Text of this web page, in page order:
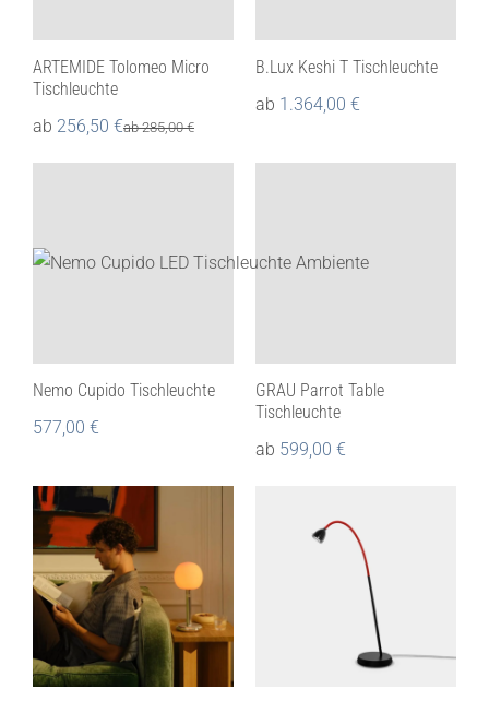
ARTEMIDE Tolomeo Micro
Tischleuchte
ab 256,50 €ab285,00€
B.Lux Keshi T Tischleuchte
ab 1.364,00 €
Nemo Cupido Tischleuchte
577,00 €
GRAU Parrot Table
Tischleuchte
ab 599,00 €